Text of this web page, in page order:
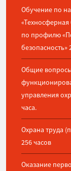
Обучение по
«Техносферная
по профилю
безопасность»
Общие
управления
часа.
Охрана труда
256 часов
Оказание